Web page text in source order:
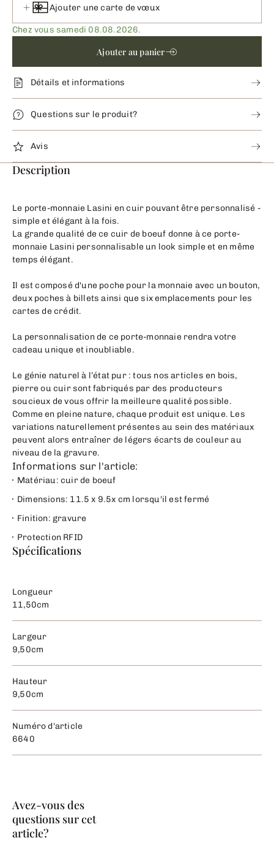
Ajouter une carte de vœux
Chez vous samedi 08.08.2026.
Ajouter au panier
Détails et informations
Questions sur le produit?
Avis
Description
Le porte-monnaie Lasini en cuir pouvant être personnalisé -
simple et élégant à la fois.
La grande qualité de ce cuir de boeuf donne à ce porte-
monnaie Lasini personnalisable un look simple et en même
temps élégant.
Il est composé d'une poche pour la monnaie avec un bouton,
deux poches à billets ainsi que six emplacements pour les
cartes de crédit.
La personnalisation de ce porte-monnaie rendra votre
cadeau unique et inoubliable.
Le génie naturel à l’état pur : tous nos articles en bois,
pierre ou cuir sont fabriqués par des producteurs
soucieux de vous offrir la meilleure qualité possible.
Comme en pleine nature, chaque produit est unique. Les
variations naturellement présentes au sein des matériaux
peuvent alors entraîner de légers écarts de couleur au
niveau de la gravure.
Informations sur l'article:
Matériau: cuir de boeuf
Dimensions: 11.5 x 9.5x cm lorsqu'il est fermé
Finition: gravure
Protection RFID
Spécifications
Longueur
11,50cm
Largeur
9,50cm
Hauteur
9,50cm
Numéro d'article
6640
Avez-vous des
questions sur cet
article?